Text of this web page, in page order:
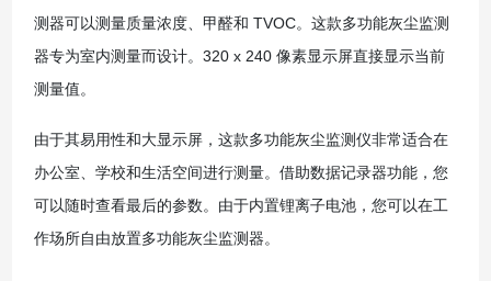
测器可以测量质量浓度、甲醛和 TVOC。这款多功能灰尘监测
器专为室内测量而设计。320 x 240 像素显示屏直接显示当前
测量值。
由于其易用性和大显示屏，这款多功能灰尘监测仪非常适合在
办公室、学校和生活空间进行测量。借助数据记录器功能，您
可以随时查看最后的参数。由于内置锂离子电池，您可以在工
作场所自由放置多功能灰尘监测器。